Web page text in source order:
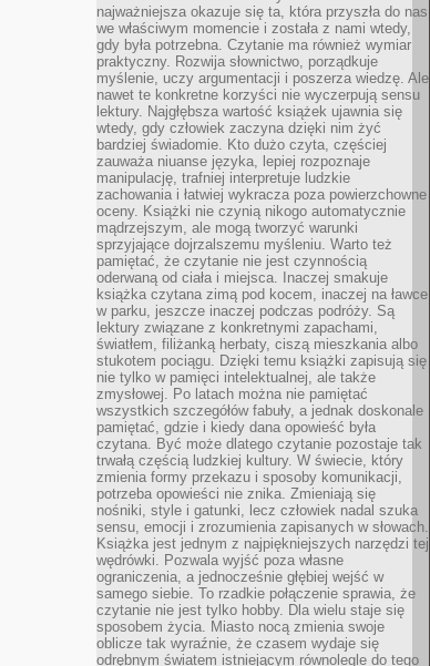
najważniejsza okazuje się ta, która przyszła do nas
we właściwym momencie i została z nami wtedy,
gdy była potrzebna. Czytanie ma również wymiar
praktyczny. Rozwija słownictwo, porządkuje
myślenie, uczy argumentacji i poszerza wiedzę. Ale
nawet te konkretne korzyści nie wyczerpują sensu
lektury. Najgłębsza wartość książek ujawnia się
wtedy, gdy człowiek zaczyna dzięki nim żyć
bardziej świadomie. Kto dużo czyta, częściej
zauważa niuanse języka, lepiej rozpoznaje
manipulację, trafniej interpretuje ludzkie
zachowania i łatwiej wykracza poza powierzchowne
oceny. Książki nie czynią nikogo automatycznie
mądrzejszym, ale mogą tworzyć warunki
sprzyjające dojrzalszemu myśleniu. Warto też
pamiętać, że czytanie nie jest czynnością
oderwaną od ciała i miejsca. Inaczej smakuje
książka czytana zimą pod kocem, inaczej na ławce
w parku, jeszcze inaczej podczas podróży. Są
lektury związane z konkretnymi zapachami,
światłem, filiżanką herbaty, ciszą mieszkania albo
stukotem pociągu. Dzięki temu książki zapisują się
nie tylko w pamięci intelektualnej, ale także
zmysłowej. Po latach można nie pamiętać
wszystkich szczegółów fabuły, a jednak doskonale
pamiętać, gdzie i kiedy dana opowieść była
czytana. Być może dlatego czytanie pozostaje tak
trwałą częścią ludzkiej kultury. W świecie, który
zmienia formy przekazu i sposoby komunikacji,
potrzeba opowieści nie znika. Zmieniają się
nośniki, style i gatunki, lecz człowiek nadal szuka
sensu, emocji i zrozumienia zapisanych w słowach.
Książka jest jednym z najpiękniejszych narzędzi tej
wędrówki. Pozwala wyjść poza własne
ograniczenia, a jednocześnie głębiej wejść w
samego siebie. To rzadkie połączenie sprawia, że
czytanie nie jest tylko hobby. Dla wielu staje się
sposobem życia. Miasto nocą zmienia swoje
oblicze tak wyraźnie, że czasem wydaje się
odrębnym światem istniejącym równolegle do tego